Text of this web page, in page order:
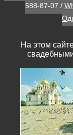
588-87-07 /
На этом